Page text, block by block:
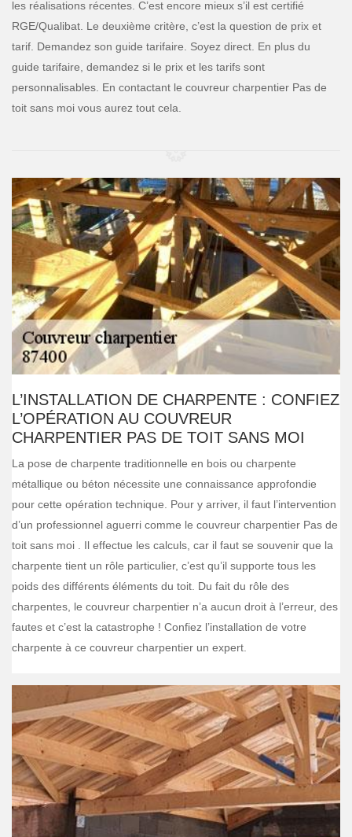
les réalisations récentes. C’est encore mieux s’il est certifié
RGE/Qualibat. Le deuxième critère, c’est la question de prix et
tarif. Demandez son guide tarifaire. Soyez direct. En plus du
guide tarifaire, demandez si le prix et les tarifs sont
personnalisables. En contactant le couvreur charpentier Pas de
toit sans moi vous aurez tout cela.
L’INSTALLATION DE CHARPENTE : CONFIEZ
L’OPÉRATION AU COUVREUR
CHARPENTIER PAS DE TOIT SANS MOI
La pose de charpente traditionnelle en bois ou charpente
métallique ou béton nécessite une connaissance approfondie
pour cette opération technique. Pour y arriver, il faut l’intervention
d’un professionnel aguerri comme le couvreur charpentier Pas de
toit sans moi . Il effectue les calculs, car il faut se souvenir que la
charpente tient un rôle particulier, c’est qu’il supporte tous les
poids des différents éléments du toit. Du fait du rôle des
charpentes, le couvreur charpentier n’a aucun droit à l’erreur, des
fautes et c’est la catastrophe ! Confiez l’installation de votre
charpente à ce couvreur charpentier un expert.